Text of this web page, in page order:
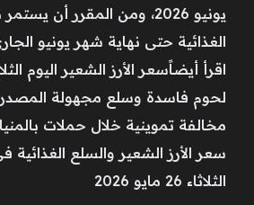
يونيو 2026، ومن المقرر أن
الغذائية حتى نهاية شهر يونيو
اقرأ أيضاًسعر الأرز الشعير اليوم الثلاثاء 2
مخالفة تموينية خلال حملات بالمنيا
سعر الأرز الشعير والسلع الغذائية
الثلاثاء 26 مايو 2026